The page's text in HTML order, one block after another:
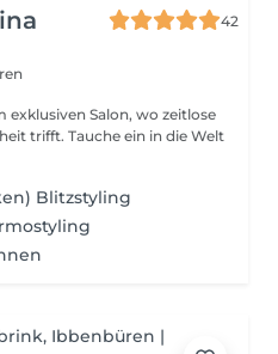
42
trifft. Tauche ein in die Welt
Blitzstyling